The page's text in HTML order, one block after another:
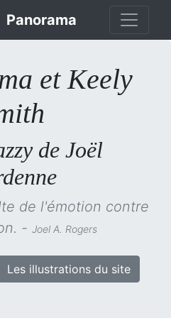
Panorama
et Keely
de Joël
de l'émotion contre
- Joel A. Rogers
Les illustrations du site